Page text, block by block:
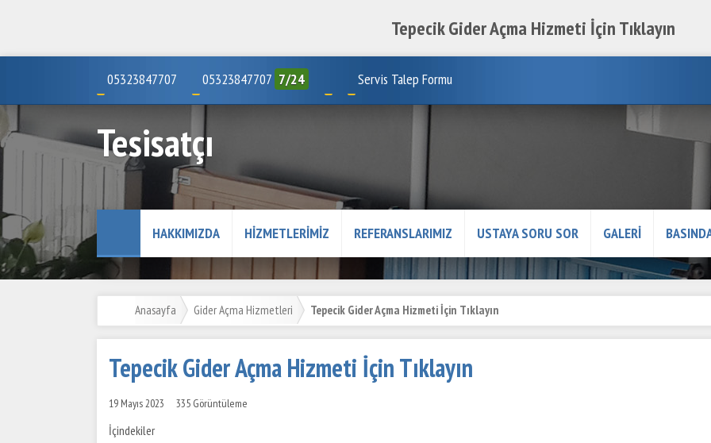
Tepecik Gider Açma Hizmeti İçin Tıklayın
05323847707 05323847707 7/24 Servis Talep Formu
Tesisatçı
HAKKIMIZDA HIZMETLERIMIZ REFERANSLARIMIZ USTAYA SORU SOR GALERİ
Anasayfa Gider Açma Hizmetleri Tepecik Gider Açma Hizmeti İçin Tıklayın
Tepecik Gider Açma Hizmeti İçin Tıklayın
19 Mayıs 2023 335 Görüntüleme
İçindekiler